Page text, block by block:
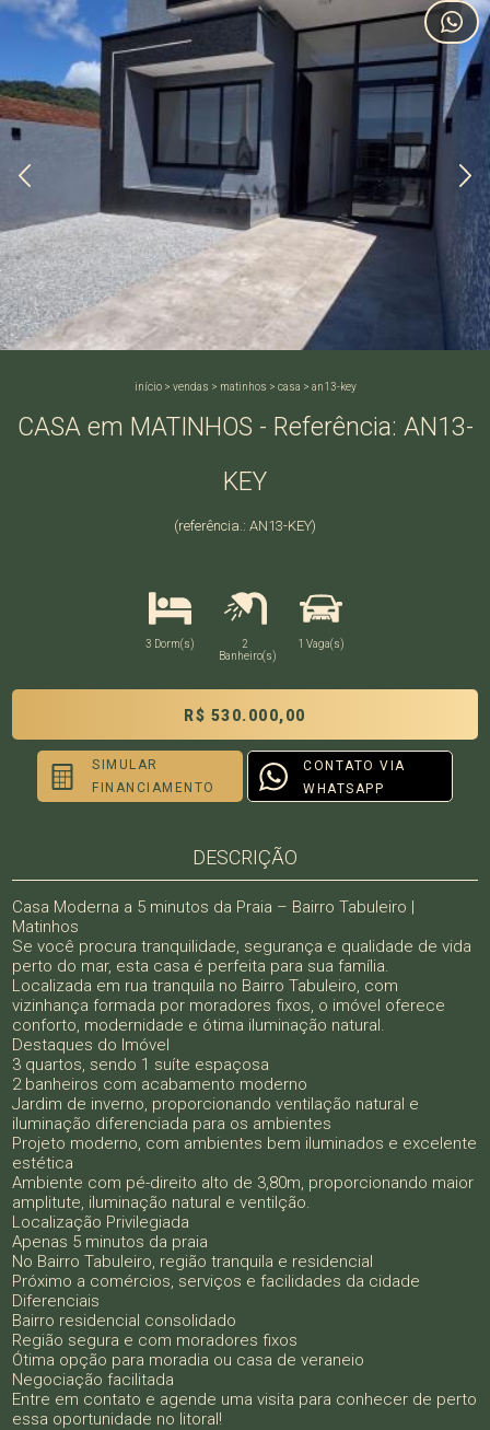
início> vendas > matinhos > casa > an13-key
CASA em MATINHOS - Referência: AN13-
KEY
(referência.: AN13-KEY)
3 Dorm(s)
2
Banheiro(s)
1 Vaga(s)
R$ 530.000,00
SIMULAR
FINANCIAMENTO
CONTATO VIA
WHATSAPP
DESCRIÇÃO
Casa Moderna a 5 minutos da Praia – Bairro Tabuleiro |
Matinhos
Se você procura tranquilidade, segurança e qualidade de vida
perto do mar, esta casa é perfeita para sua família.
Localizada em rua tranquila no Bairro Tabuleiro, com
vizinhança formada por moradores fixos, o imóvel oferece
conforto, modernidade e ótima iluminação natural.
Destaques do Imóvel
3 quartos, sendo 1 suíte espaçosa
2 banheiros com acabamento moderno
Jardim de inverno, proporcionando ventilação natural e
iluminação diferenciada para os ambientes
Projeto moderno, com ambientes bem iluminados e excelente
estética
Ambiente com pé-direito alto de 3,80m, proporcionando maior
amplitute, iluminação natural e ventilção.
Localização Privilegiada
Apenas 5 minutos da praia
No Bairro Tabuleiro, região tranquila e residencial
Próximo a comércios, serviços e facilidades da cidade
Diferenciais
Bairro residencial consolidado
Região segura e com moradores fixos
Ótima opção para moradia ou casa de veraneio
Negociação facilitada
Entre em contato e agende uma visita para conhecer de perto
essa oportunidade no litoral!